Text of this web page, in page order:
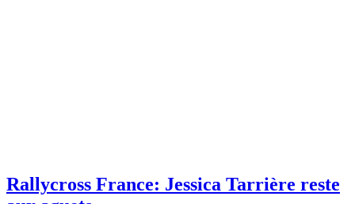
Rallycross France: Jessica Tarrière reste